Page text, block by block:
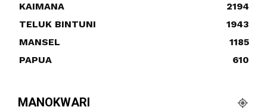
KAIMANA
2194
TELUK BINTUNI
1943
MANSEL
1185
PAPUA
610
MANOKWARI